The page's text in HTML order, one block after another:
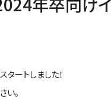
ートしました！
い。